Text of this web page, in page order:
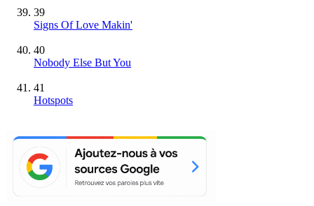
39
Signs Of Love Makin'
40
Nobody Else But You
41
Hotspots